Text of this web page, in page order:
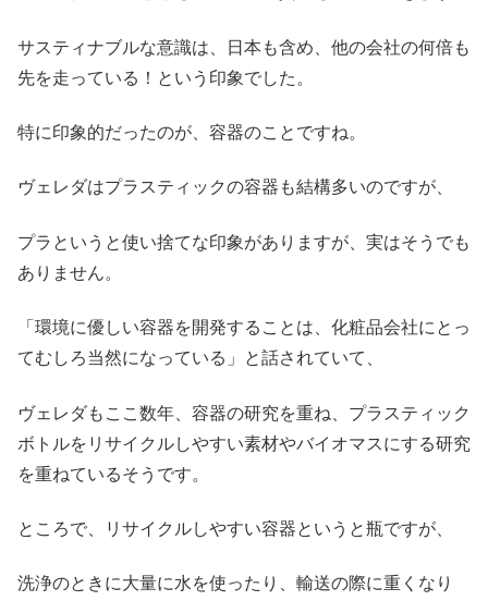
サスティナブルな意識は、日本も含め、他の会社の何倍も
先を走っている！という印象でした。
特に印象的だったのが、容器のことですね。
ヴェレダはプラスティックの容器も結構多いのですが、
プラというと使い捨てな印象がありますが、実はそうでも
ありません。
「環境に優しい容器を開発することは、化粧品会社にとっ
てむしろ当然になっている」と話されていて、
ヴェレダもここ数年、容器の研究を重ね、プラスティック
ボトルをリサイクルしやすい素材やバイオマスにする研究
を重ねているそうです。
ところで、リサイクルしやすい容器というと瓶ですが、
洗浄のときに大量に水を使ったり、輸送の際に重くなり